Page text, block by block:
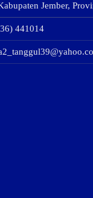
Jember,
441014